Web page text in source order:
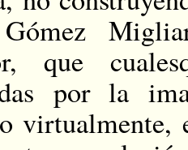
que
por la
virtualmente,